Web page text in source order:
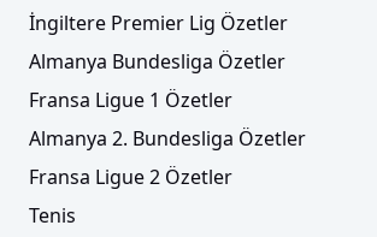
İngiltere Premier Lig Özetler
Almanya Bundesliga Özetler
Fransa Ligue 1 Özetler
Almanya 2. Bundesliga Özetler
Fransa Ligue 2 Özetler
Tenis